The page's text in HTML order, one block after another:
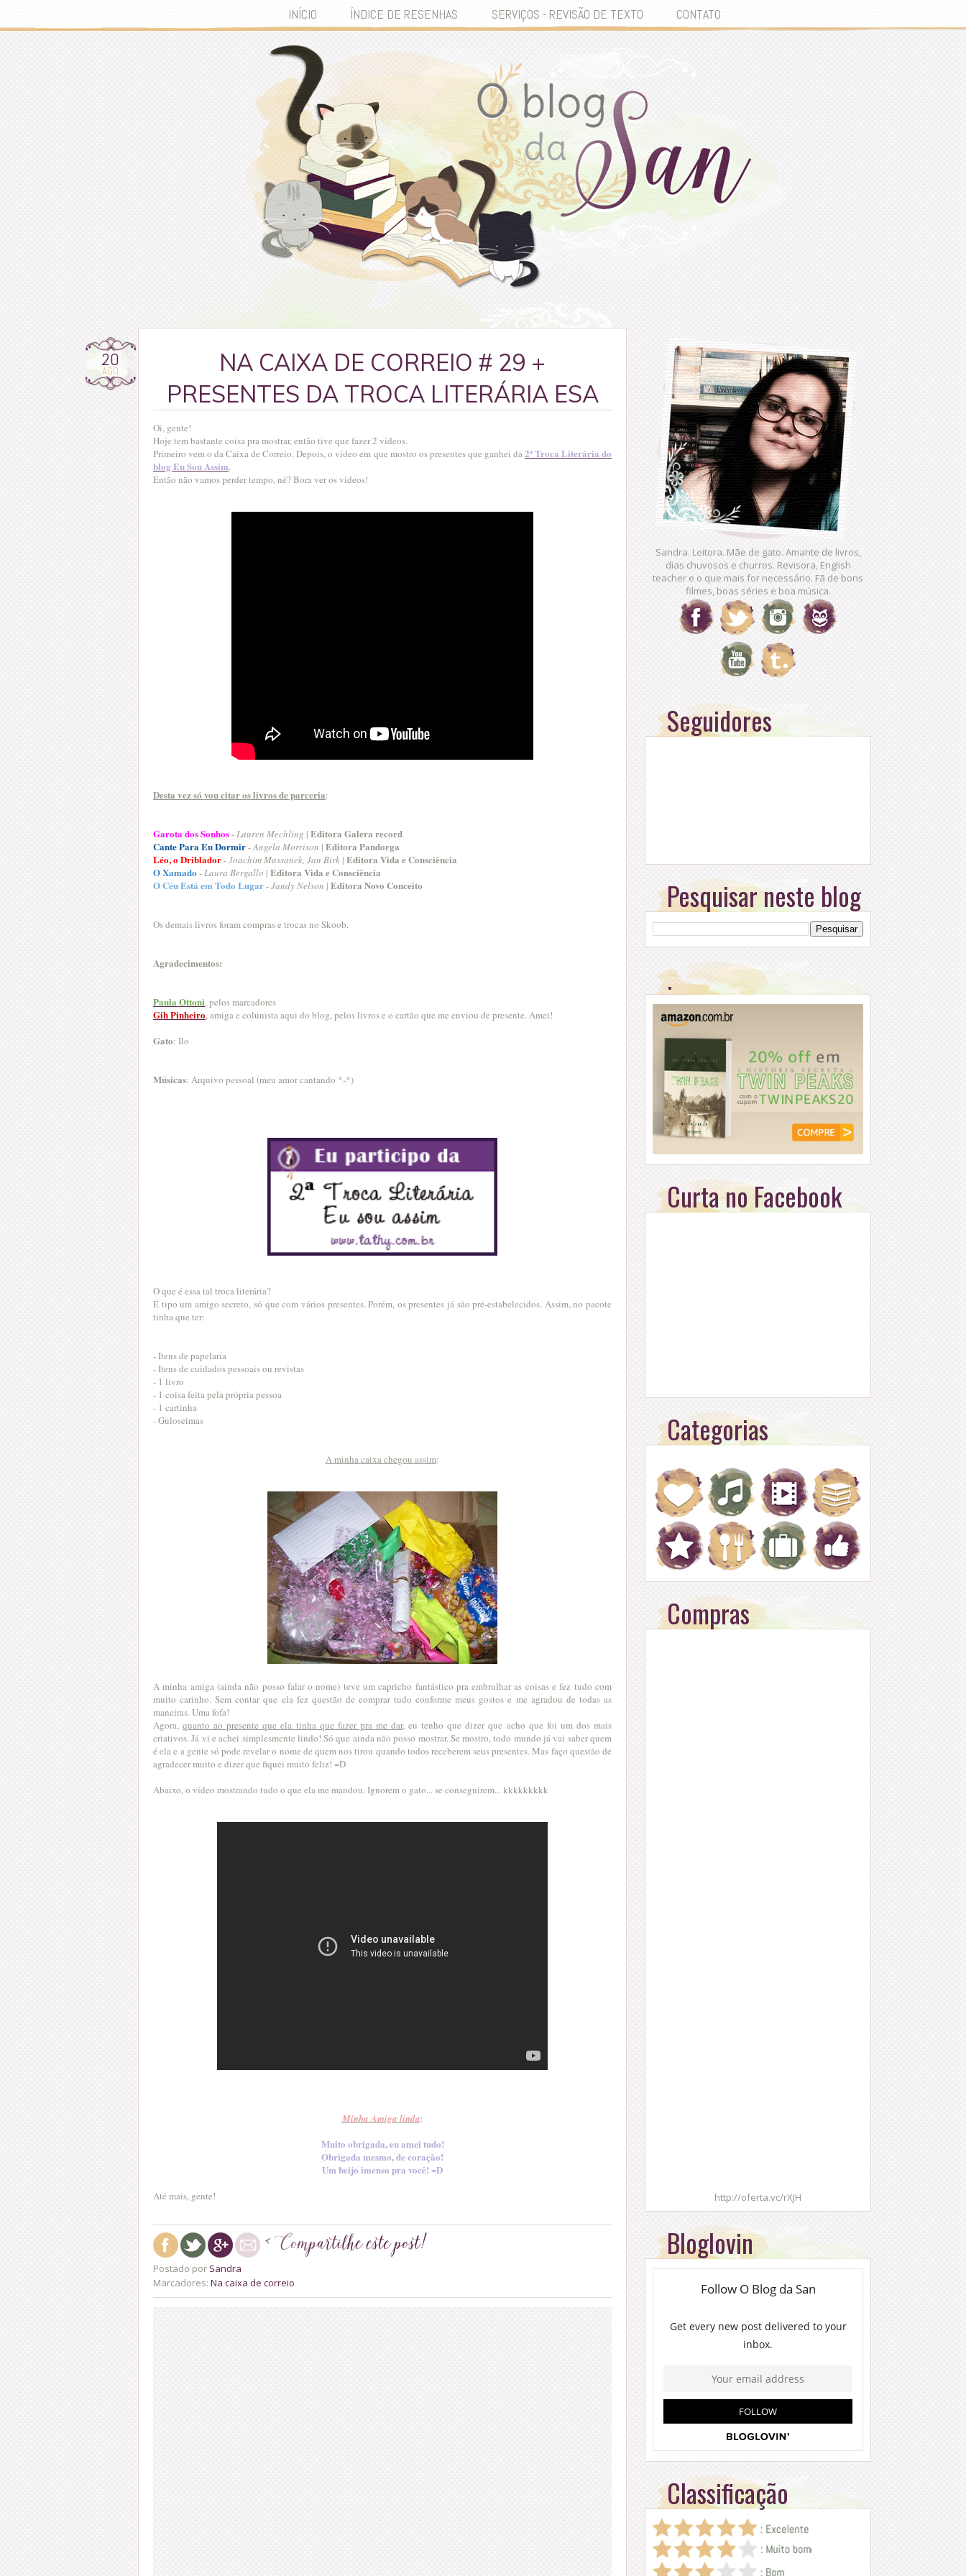
INÍCIO ÍNDICE DE RESENHAS SERVIÇOS - REVISÃO DE TEXTO CONTATO
20
AGO
NA CAIXA DE CORREIO # 29 +
PRESENTES DA TROCA LITERÁRIA ESA
Oi, gente!
Hoje tem bastante coisa pra mostrar, então tive que fazer 2 vídeos.
Primeiro vem o da Caixa de Correio. Depois, o vídeo em que mostro os presentes que ganhei da 2ª Troca Literária do
blog Eu Sou Assim.
Então não vamos perder tempo, né? Bora ver os vídeos!
Desta vez só vou citar os livros de parceria:
Garota dos Sonhos- Lauren Mechling | Editora Galera record
Cante Para Eu Dormir-Angela Morrison | Editora Pandorga
Léo, o Driblador-Joachim Massanek, Jan Birk | Editora Vida e Consciência
O Xamado - Laura Bergallo | Editora Vida e Consciência
O Céu Está em Todo Lugar-Jandy Nelson | Editora Novo Conceito
Os demais livros foram compras e trocas no Skoob.
Agradecimentos:
Paula Ottoni, pelos marcadores
Gih Pinheiro, amiga e colunista aqui do blog, pelos livros e o cartão que me enviou de presente. Amei!
Gato: Ilo
Músicas: Arquivo pessoal (meu amor cantando *-*)
O que é essa tal troca literária?
É tipo um amigo secreto, só que com vários presentes. Porém, os presentes já são pré-estabelecidos. Assim, no pacote
tinha que ter:
- Itens de papelaria
- Itens de cuidados pessoais ou revistas
- 1 livro
- 1 coisa feita pela própria pessoa
- 1 cartinha
- Guloseimas
A minha caixa chegou assim:
A minha amiga (ainda não posso falar o nome) teve um capricho fantástico pra embrulhar as coisas e fez tudo com
muito carinho. Sem contar que ela fez questão de comprar tudo conforme meus gostos e me agradou de todas as
maneiras. Uma fofa!
Agora,quanto ao presente que ela tinha que fazer pra me dar, eu tenho que dizer que acho que foi um dos mais
criativos. Já vi e achei simplesmente lindo! Só que ainda não posso mostrar. Se mostro, todo mundo já vai saber quem
é ela e a gente só pode revelar o nome de quem nos tirou quando todos receberem seus presentes. Mas faço questão de
agradecer muito e dizer que fiquei muito feliz! =D
Abaixo, o vídeo mostrando tudo o que ela me mandou. Ignorem o gato... se conseguirem... kkkkkkkkk
Minha Amiga linda:
Muito obrigada, eu amei tudo!
Obrigada mesmo, de coração!
Um beijo imenso pra você! =D
Até mais, gente!
Postado por Sandra
Marcadores: Na caixa de correio
Sandra. Leitora. Mãe de gato. Amante de livros,
dias chuvosos e churros. Revisora, English
teacher e o que mais for necessário. Fã de bons
filmes, boas séries e boa música.
Seguidores
Pesquisar neste blog
.
Curta no Facebook
Categorias
Compras
http://oferta.vc/rXJH
Bloglovin
Classificação